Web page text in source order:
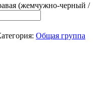
(жемчужно-черный /
Общая группа